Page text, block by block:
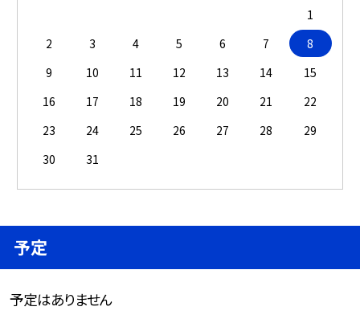
1
2
3 4 5 6 7
8
9
10 11 12 13 14
15
16
17 18 19 20 21
22
23
24 25 26 27 28
29
30
31
予定
予定はありません